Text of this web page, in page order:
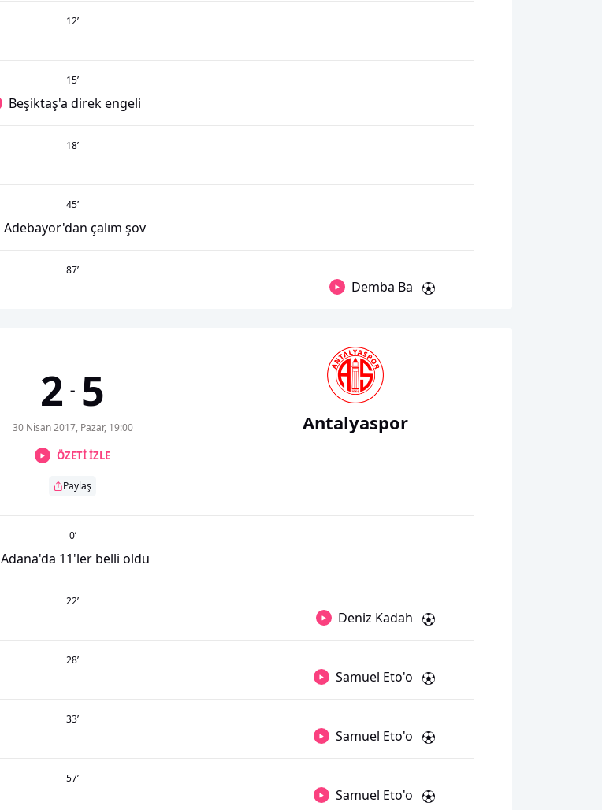
12’
15’
Beşiktaş'a direk engeli
18’
45’
Adebayor'dan çalım şov
87’
Demba Ba
2 - 5
30 Nisan 2017, Pazar, 19:00
ÖZETİ İZLE
Paylaş
Antalyaspor
0’
Adana'da 11'ler belli oldu
22’
Deniz Kadah
28’
Samuel Eto'o
33’
Samuel Eto'o
57’
Samuel Eto'o